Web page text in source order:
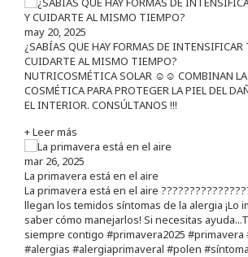
may 20, 2025
¿SABÍAS QUE HAY FORMAS DE INTENSIFICAR
CUIDARTE AL MISMO TIEMPO?
NUTRICOSMÉTICA SOLAR ☺️☺️ COMBINAN
COSMÉTICA PARA PROTEGER LA PIEL DEL
EL INTERIOR. CONSÚLTANOS !!!
+ Leer más
mar 26, 2025
La primavera está en el aire
La primavera está en el aire
llegan los temidos síntomas de la alergia ¡Lo
saber cómo manejarlos! Si necesitas
siempre contigo #primavera2025
#alergias #alergiaprimaveral #polen